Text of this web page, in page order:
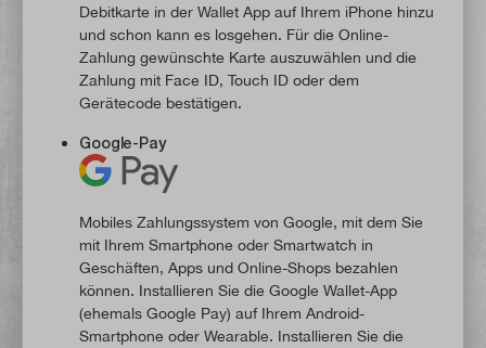
Debitkarte in der Wallet App auf Ihrem iPhone hinzu
und schon kann es losgehen. Für die Online-
Zahlung gewünschte Karte auszuwählen und die
Zahlung mit Face ID, Touch ID oder dem
Gerätecode bestätigen.
Google-Pay
Mobiles Zahlungssystem von Google, mit dem Sie
mit Ihrem Smartphone oder Smartwatch in
Geschäften, Apps und Online-Shops bezahlen
können. Installieren Sie die Google Wallet-App
(ehemals Google Pay) auf Ihrem Android-
Smartphone oder Wearable. Installieren Sie die